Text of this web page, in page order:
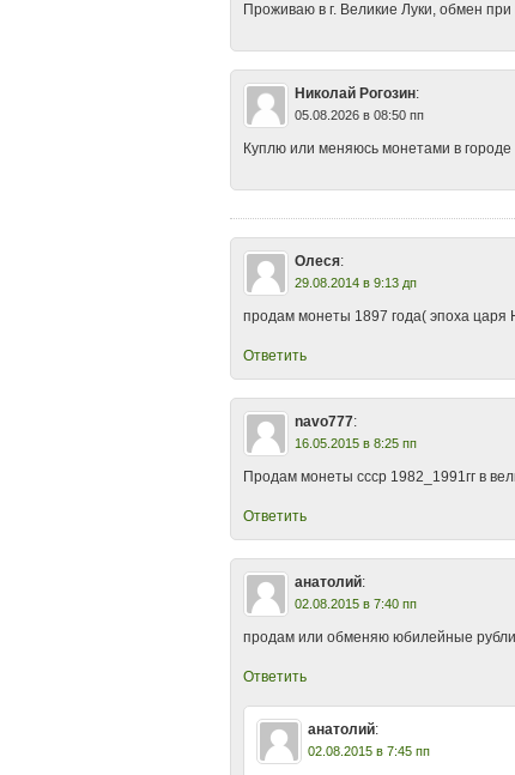
Проживаю в г. Великие Луки, обмен
Николай Рогозин:
05.08.2026 в 08:50 пп
Куплю или меняюсь монетами в
Олеся:
29.08.2014 в 9:13 дп
продам монеты 1897 года( эпоха царя
Ответить
navo777:
16.05.2015 в 8:25 пп
Продам монеты ссср 1982_1991гг в
Ответить
анатолий:
02.08.2015 в 7:40 пп
продам или обменяю юбилейные рубли
Ответить
анатолий:
02.08.2015 в 7:45 пп